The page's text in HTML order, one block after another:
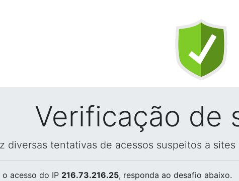
Verificação de
diversas tentativas de acessos suspeitos a
o acesso do IP 216.73.216.25, responda ao desafio abaixo.